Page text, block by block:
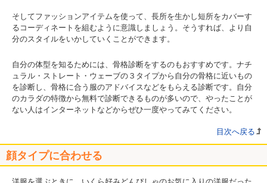
そしてファッションアイテムを使って、長所を生かし短所をカバーす
るコーディネートを組むように意識しましょう。そうすれば、より自
分のスタイルをいかしていくことができます。
自分の体型を知るためには、骨格診断をするのもおすすめです。ナチ
ュラル・ストレート・ウェーブの３タイプから自分の骨格に近いもの
を診断し、骨格に合う服のアドバイスなどをもらえる診断です。自分
のカラダの特徴から無料で診断できるものが多いので、やったことが
ない人はインターネットなどからぜひ一度やってみてください。
目次へ戻る
顔タイプに合わせる